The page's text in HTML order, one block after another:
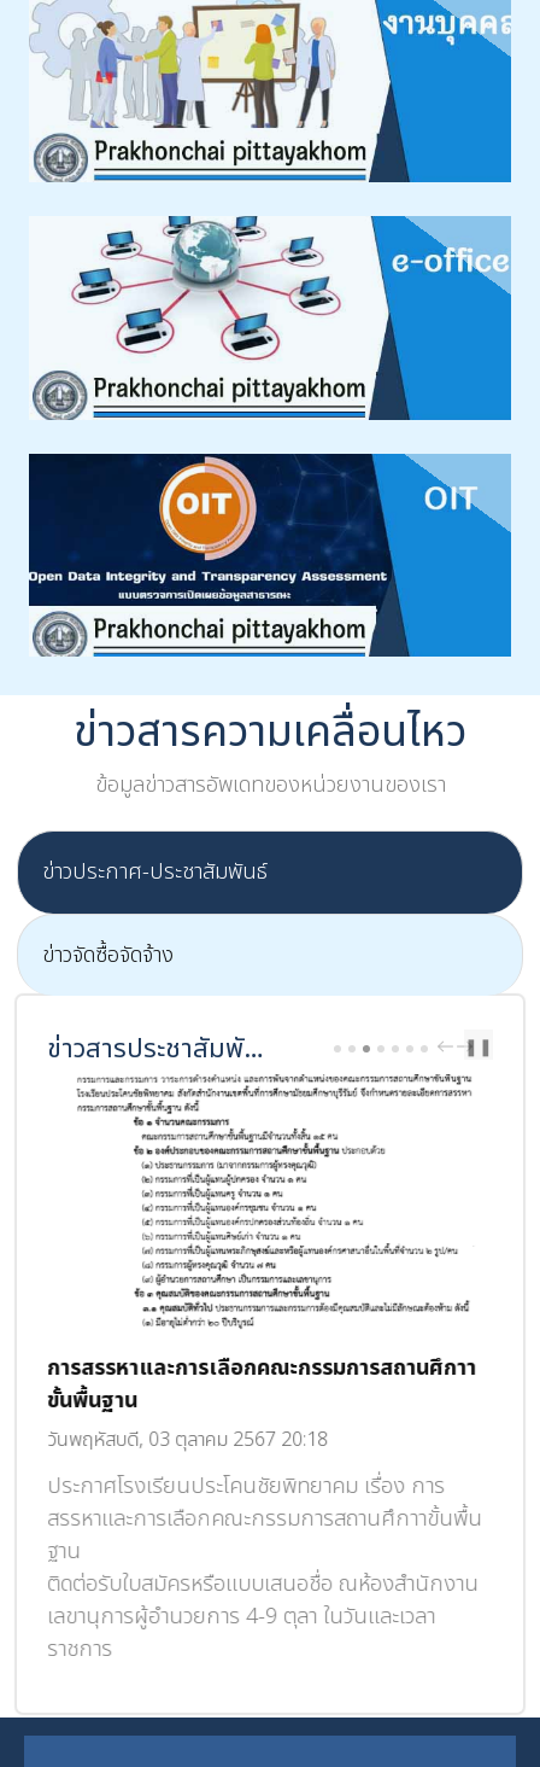
ข่าวสารความเคลื่อนไหว
ข้อมูลข่าวสารอัพเดทของหน่วยงานของเรา
ข่าวประกาศ-ประชาสัมพันธ์
ข่าวจัดซื้อจัดจ้าง
ข่าวสารประชาสัมพันธ์ PREV
NEXT
❚❚
รมการสถานศึกาา
าคม เรื่อง การ
ารสถานศึกาาขั้นพื้น
ชื่อ ณห้องสำนักงาน
ในวันและเวลา
เผยแพร่การจัดซื้อจัดจ้าง ครงการก่อ
วันพุธ, 01 พฤษภาคม 2567 18:57
เผยแพร่การจัดซื้อจัดจ้าง
โรงเรียนประโคนชัยขอประกาศและเผ
โครงการก่อสร้างอาคารเรียนแบบพิเศษ